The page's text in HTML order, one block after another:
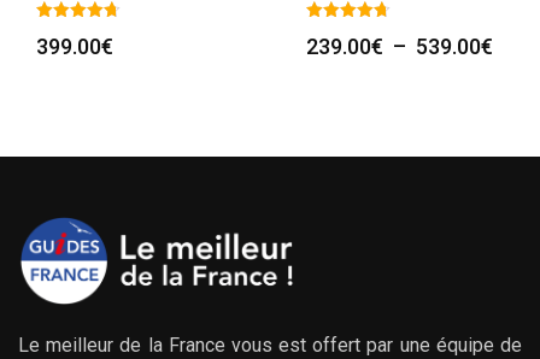
399.00€ 239.00€ – 539.00€
à
Le meilleur de la France vous est offert par une équipe de